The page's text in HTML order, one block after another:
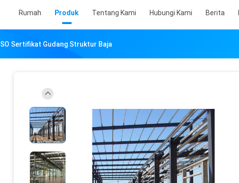
Rumah Produk Tentang Kami Hubungi Kami Berita
ISO Sertifikat Gudang Struktur Baja